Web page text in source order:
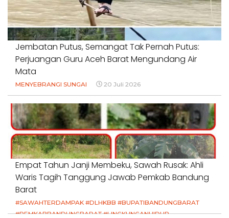
Jembatan Putus, Semangat Tak Pernah Putus:
Perjuangan Guru Aceh Barat Mengundang Air
Mata
MENYEBRANGI SUNGAI 20 Juli 2026
Empat Tahun Janji Membeku, Sawah Rusak: Ahli
Waris Tagih Tanggung Jawab Pemkab Bandung
Barat
#SAWAHTERDAMPAK #DLHKBB #BUPATIBANDUNGBARAT
#PEMKABBANDUNGBARAT #LINGKUNGANHIDUP